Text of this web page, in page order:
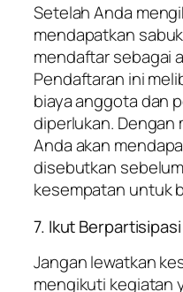
Setelah Anda
mendapatkan
mendaftar sebagai
Pendaftaran ini
biaya anggota dan
diperlukan. Dengan
Anda akan
disebutkan
kesempatan untuk
7. Ikut
Jangan lewatkan
mengikuti kegiatan